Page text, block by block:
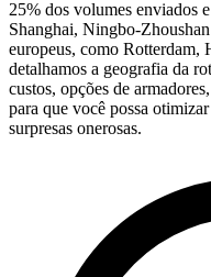
25% dos volumes enviados
Shanghai, Ningbo-
europeus, como Rotterdam,
detalhamos a geografia da
custos, opções de
para que você possa
surpresas onerosas.